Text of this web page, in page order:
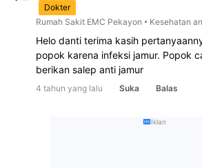
Dokter
Rumah Sakit EMC Pekayon
Kesehatan
Helo danti terima kasih
popok karena infeksi jamur. Popok
berikan salep anti jamur
4 tahun yang lalu Suka Balas
Iklan